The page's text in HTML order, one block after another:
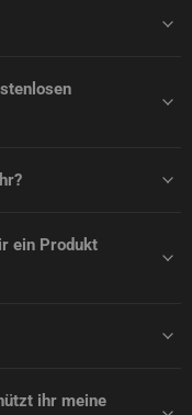
ein Produkt
ihr meine